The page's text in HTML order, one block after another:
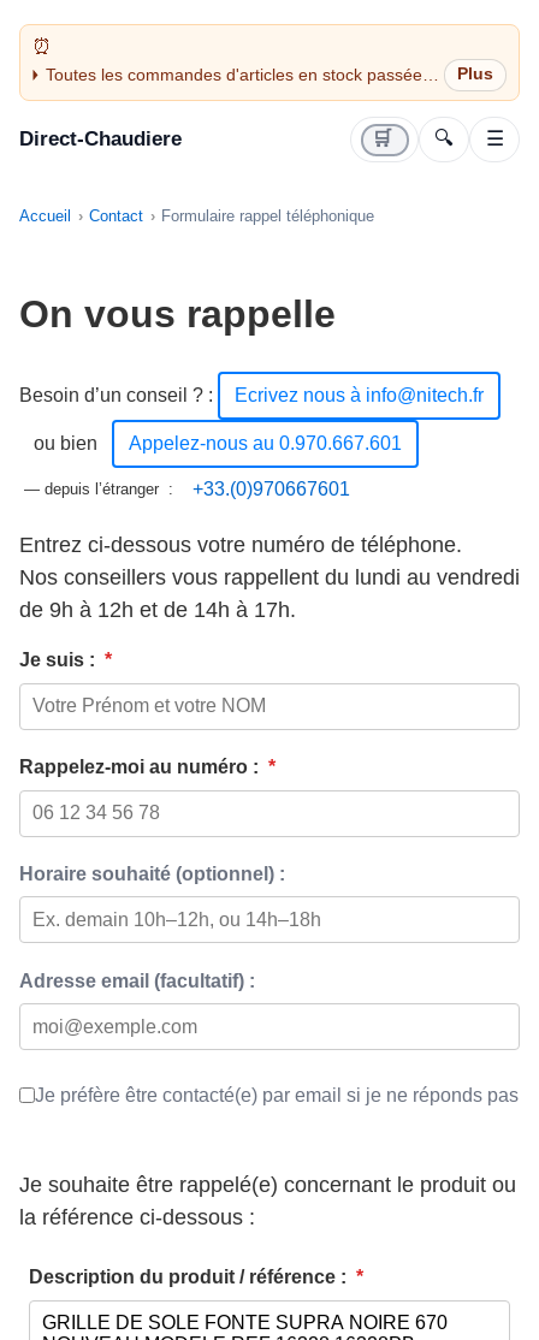
Toutes les commandes d'articles en stock passées
avant 14H sont expédiées le jour même (jours
Direct-Chaudiere 🛒 🔍 ☰
Accueil Contact Formulaire rappel téléphonique
On vous rappelle
Besoin d’un conseil ? : Ecrivez nous à info@nitech.fr
ou bien Appelez-nous au 0.970.667.601
— depuis l’étranger : +33.(0)970667601
Entrez ci-dessous votre numéro de téléphone.
Nos conseillers vous rappellent du lundi au vendredi
de 9h à 12h et de 14h à 17h.
Je suis : *
Rappelez-moi au numéro : *
Horaire souhaité (optionnel) :
Adresse email (facultatif) :
Je préfère être contacté(e) par email si je ne réponds pas
Je souhaite être rappelé(e) concernant le produit ou
la référence ci-dessous :
Description du produit / référence : *